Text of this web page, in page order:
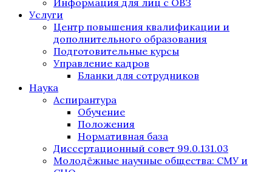
Информация для лиц с ОВЗ
Услуги
Центр повышения квалификации и
дополнительного образования
Подготовительные курсы
Управление кадров
Бланки для сотрудников
Наука
Аспирантура
Обучение
Положения
Нормативная база
Диссертационный совет 99.0.131.03
Молодёжные научные общества: СМУ и